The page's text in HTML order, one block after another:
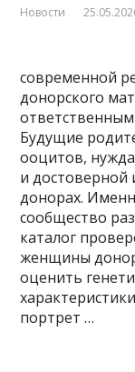
Новости
современной
донорского
Будущие
ооцитов,
и
донорах.
сообщество
каталог
женщины
оценить
портрет …